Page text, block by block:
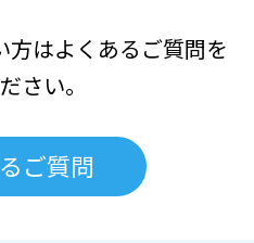
方はよくあるご質問を
さい。
ご質問